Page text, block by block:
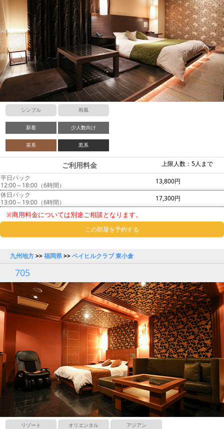
シンプル 和風
新着 少人数向け
茶系 黒系
上限人数：5人まで
ご利用料金
平日パック
12:00～18:00（6時間）
13,800円
休日パック
13:00～19:00（6時間）
17,300円
※商用料金については別途ご相談となります。
この部屋を予約する
九州地方>>福岡県>>ベイヒルクラブ 東小倉
705
リゾート オリエンタル アジアン